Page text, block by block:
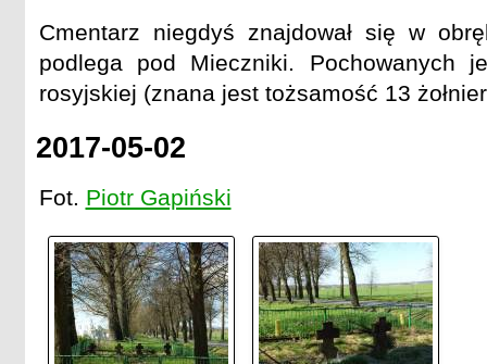
Cmentarz niegdyś znajdował się w
podlega pod Mieczniki. Pochowanych
rosyjskiej (znana jest tożsamość 13
2017-05-02
Fot. Piotr Gapiński